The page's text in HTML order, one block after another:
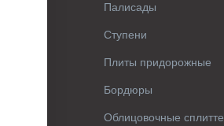
Палисады
Ступени
Плиты придорожные
Бордюры
Облицовочные